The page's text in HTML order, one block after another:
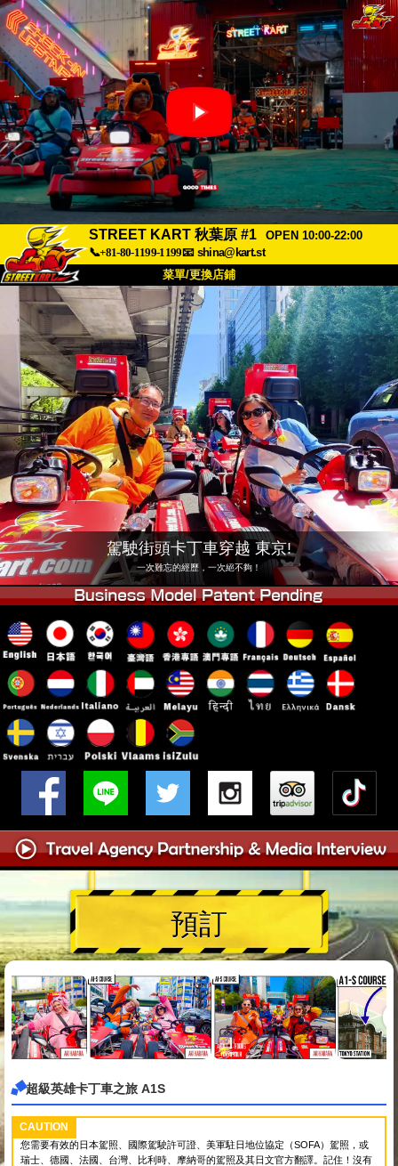
STREET KART 秋葉原 #1
OPEN 10:00-22:00
📞+81-80-1199-1199📧 shina@kart.st
菜單/更換店鋪
首頁
關於 價格
交通方式 顧客聲音 常見問題
公司 預訂
更換店鋪
東京 品川 #1 東京 秋葉原 #1
東京 秋葉原 #2 東京 澀谷
東京 澀谷附店 東京灣
東京 淺草 大阪
沖繩
駕駛街頭卡丁車穿越 東京!
一次難忘的經歷，一次絕不夠！
預訂
超級英雄卡丁車之旅 A1S
CAUTION
您需要有效的日本駕照、國際駕駛許可證、美軍駐日地位協定（SOFA）駕照，或
瑞士、德國、法國、台灣、比利時、摩納哥的駕照及其日文官方翻譯。記住！沒有